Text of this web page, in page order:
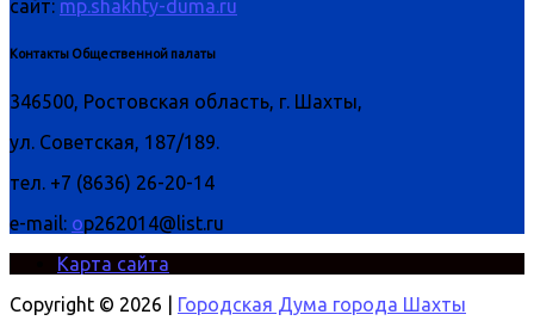
сайт: mp.shakhty-duma.ru
Контакты Общественной палаты
346500, Ростовская область, г. Шахты,
ул. Советская, 187/189.
тел. +7 (8636) 26-20-14
e-mail: op262014@list.ru
Карта сайта
Copyright © 2026 |
Городская Дума города Шахты